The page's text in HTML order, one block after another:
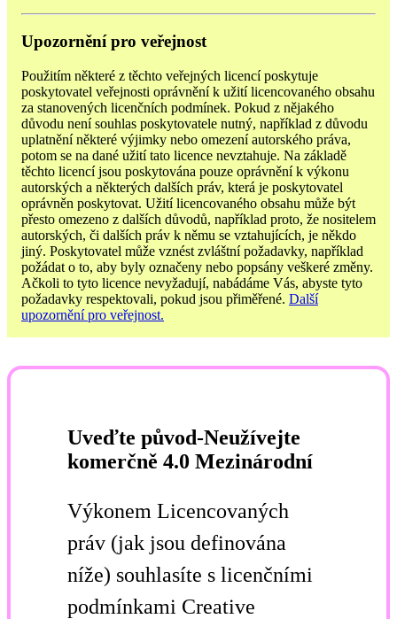
Upozornění pro veřejnost
Použitím některé z těchto veřejných licencí poskytuje
poskytovatel veřejnosti oprávnění k užití licencovaného obsahu
za stanovených licenčních podmínek. Pokud z nějakého
důvodu není souhlas poskytovatele nutný, například z důvodu
uplatnění některé výjimky nebo omezení autorského práva,
potom se na dané užití tato licence nevztahuje. Na základě
těchto licencí jsou poskytována pouze oprávnění k výkonu
autorských a některých dalších práv, která je poskytovatel
oprávněn poskytovat. Užití licencovaného obsahu může být
přesto omezeno z dalších důvodů, například proto, že nositelem
autorských, či dalších práv k němu se vztahujících, je někdo
jiný. Poskytovatel může vznést zvláštní požadavky, například
požádat o to, aby byly označeny nebo popsány veškeré změny.
Ačkoli to tyto licence nevyžadují, nabádáme Vás, abyste tyto
požadavky respektovali, pokud jsou přiměřené. Další
upozornění pro veřejnost.
Uveďte původ-Neužívejte
komerčně 4.0 Mezinárodní
Výkonem Licencovaných
práv (jak jsou definována
níže) souhlasíte s licenčními
podmínkami Creative